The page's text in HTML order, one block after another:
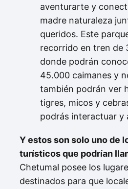
aventurarte y
madre naturaleza
queridos. Este
recorrido en tren de
donde podrán
45.000 caimanes y
también podrán ver
tigres, micos y
podrás interactuar y
Y estos son solo uno de
turísticos que podrían
Chetumal posee los
destinados para que